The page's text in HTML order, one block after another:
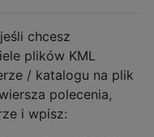
chcesz
plików KML
/ katalogu na plik
polecenia,
i wpisz: